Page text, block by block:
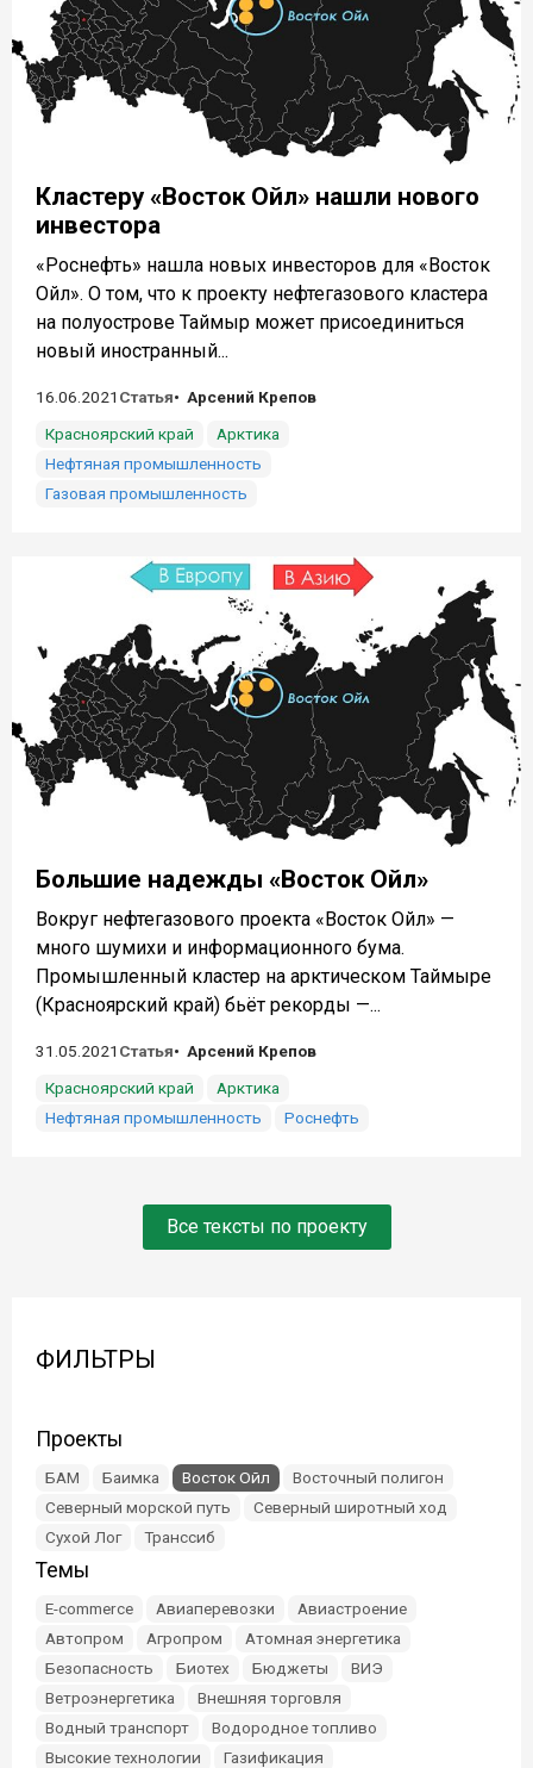
Кластеру «Восток Ойл» нашли нового
инвестора
«Роснефть» нашла новых инвесторов для «Восток
Ойл». О том, что к проекту нефтегазового кластера
на полуострове Таймыр может присоединиться
новый иностранный...
16.06.2021 Статья
Арсений Крепов
Красноярский край
Арктика
Нефтяная промышленность
Газовая промышленность
Большие надежды «Восток Ойл»
Вокруг нефтегазового проекта «Восток Ойл» —
много шумихи и информационного бума.
Промышленный кластер на арктическом Таймыре
(Красноярский край) бьёт рекорды —...
31.05.2021 Статья
Арсений Крепов
Красноярский край
Арктика
Нефтяная промышленность
Роснефть
Все тексты по проекту
ФИЛЬТРЫ
Проекты
БАМ Баимка Восток Ойл
Восточный полигон
Северный морской путь
Северный широтный ход
Сухой Лог
Транссиб
Темы
E-commerce Авиаперевозки
Авиастроение
Автопром
Агропром
Атомная энергетика
Безопасность
Биотех Бюджеты
ВИЭ
Ветроэнергетика
Внешняя торговля
Водный транспорт
Водородное топливо
Высокие технологии
Газификация